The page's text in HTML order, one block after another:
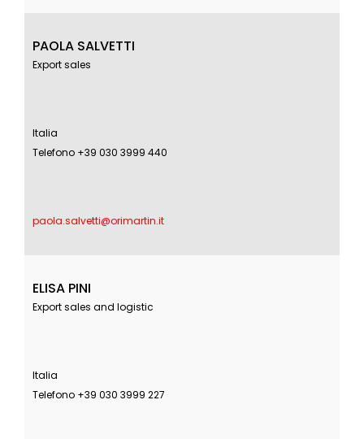
PAOLA SALVETTI
Export sales
Italia
Telefono +39 030 3999 440
paola.salvetti@orimartin.it
ELISA PINI
Export sales and logistic
Italia
Telefono +39 030 3999 227